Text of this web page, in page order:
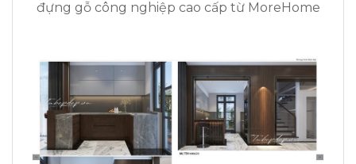
đựng gỗ công nghiệp cao cấp từ MoreHome